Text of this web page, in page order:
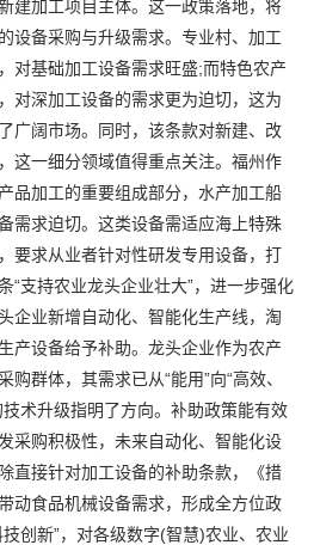
建加工项目主体。这一政策落地，将
设备采购与升级需求。专业村、加工
对基础加工设备需求旺盛;而特色农产
对深加工设备的需求更为迫切，这为
广阔市场。同时，该条款对新建、改
这一细分领域值得重点关注。福州作
品加工的重要组成部分，水产加工船
需求迫切。这类设备需适应海上特殊
要求从业者针对性研发专用设备，打
“支持农业龙头企业壮大”，进一步强化
企业新增自动化、智能化生产线，淘
产设备给予补助。龙头企业作为农产
群体，其需求已从“能用”向“高效、
术升级指明了方向。补助政策能有效
采购积极性，未来自动化、智能化设
直接针对加工设备的补助条款，《措
动食品机械设备需求，形成全方位政
创新”，对各级数字(智慧)农业、农业